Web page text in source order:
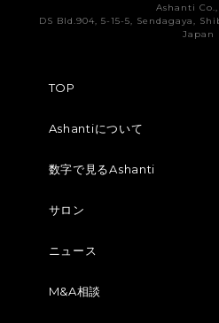
Ashanti Co.,
DS Bld.904, 5-15-5, Sendagaya,
Japan
TOP
Ashantiについて
数字で見るAshanti
サロン
ニュース
M&A相談